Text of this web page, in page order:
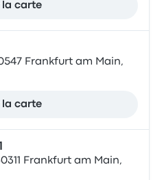
la carte
Frankfurt am Main,
la carte
Frankfurt am Main,